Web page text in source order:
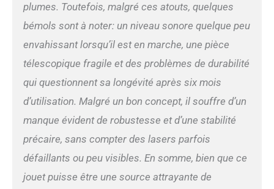
plumes. Toutefois, malgré ces atouts, quelques
bémols sont à noter: un niveau sonore quelque peu
envahissant lorsqu’il est en marche, une pièce
télescopique fragile et des problèmes de durabilité
qui questionnent sa longévité après six mois
d’utilisation. Malgré un bon concept, il souffre d’un
manque évident de robustesse et d’une stabilité
précaire, sans compter des lasers parfois
défaillants ou peu visibles. En somme, bien que ce
jouet puisse être une source attrayante de